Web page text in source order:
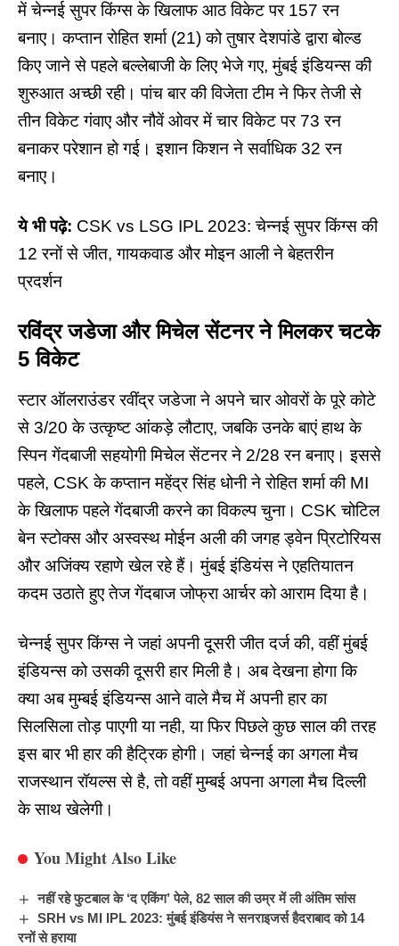
में चेन्नई सुपर किंग्स के खिलाफ आठ विकेट पर 157 रन
बनाए। कप्तान रोहित शर्मा (21) को तुषार देशपांडे द्वारा बोल्ड
किए जाने से पहले बल्लेबाजी के लिए भेजे गए, मुंबई इंडियन्स की
शुरुआत अच्छी रही। पांच बार की विजेता टीम ने फिर तेजी से
तीन विकेट गंवाए और नौवें ओवर में चार विकेट पर 73 रन
बनाकर परेशान हो गई। इशान किशन ने सर्वाधिक 32 रन
बनाए।
ये भी पढ़े: CSK vs LSG IPL 2023: चेन्नई सुपर किंग्स की
12 रनों से जीत, गायकवाड और मोइन आली ने बेहतरीन
प्रदर्शन
रविंद्र जडेजा और मिचेल सेंटनर ने मिलकर चटके
5 विकेट
स्टार ऑलराउंडर रवींद्र जडेजा ने अपने चार ओवरों के पूरे कोटे
से 3/20 के उत्कृष्ट आंकड़े लौटाए, जबकि उनके बाएं हाथ के
स्पिन गेंदबाजी सहयोगी मिचेल सेंटनर ने 2/28 रन बनाए। इससे
पहले, CSK के कप्तान महेंद्र सिंह धोनी ने रोहित शर्मा की MI
के खिलाफ पहले गेंदबाजी करने का विकल्प चुना। CSK चोटिल
बेन स्टोक्स और अस्वस्थ मोईन अली की जगह ड्वेन प्रिटोरियस
और अजिंक्य रहाणे खेल रहे हैं। मुंबई इंडियंस ने एहतियातन
कदम उठाते हुए तेज गेंदबाज जोफ्रा आर्चर को आराम दिया है।
चेन्नई सुपर किंग्स ने जहां अपनी दूसरी जीत दर्ज की, वहीं मुंबई
इंडियन्सको उसकी दूसरी हारमिली है। अब देखना होगा कि
क्या अबमुम्बई इंडियन्स आने वाले मैच में अपनी हार का
सिलसिला तोड़ पाएगी या नही, या फिर पिछले कुछ साल की तरह
इस बार भी हार की हैट्रिक होगी। जहां चेन्नई का अगला मैच
राजस्थान रॉयल्स से है, तो वहीं मुम्बई अपना अगला मैच दिल्ली
के साथ खेलेगी।
You Might Also Like
नहीं रहे फुटबाल के ‘द एकिंग’ पेले, 82 साल की उम्र में ली अंतिम सांस
SRH vs MI IPL 2023: मुंबई इंडियंस ने सनराइजर्स हैदराबाद को 14
रनों से हराया